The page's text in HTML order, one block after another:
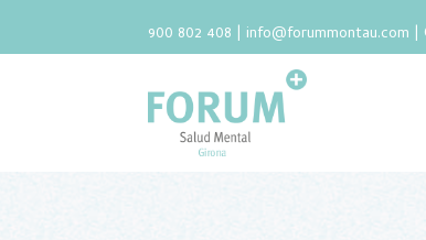
900 802 408 | info@forummontau.com |